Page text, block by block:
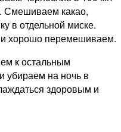
Смешиваем какао,
в отдельной миске.
хорошо перемешиваем.
к остальным
убираем на ночь в
здоровым и